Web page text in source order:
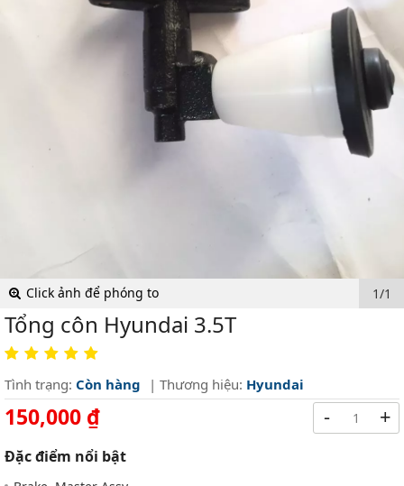
Click ảnh để phóng to 1/1
Tổng côn Hyundai 3.5T
Tình trạng: Còn hàng | Thương hiệu: Hyundai
150,000 ₫
Đặc điểm nổi bật
- +